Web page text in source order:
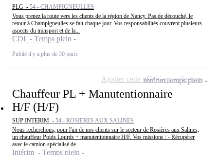
PLG - 54 - CHAMPIGNEULLES
Vous prenez la route vers les clients de la région de Nancy. Pas de découché, le
retour à Champigneulles se fait chaque jour. Vos responsabilités couvrent plusieurs
aspects du transport et de la...
CDI - Temps plein
Publié il y a plus de 30 jours
Chauffeur PL + Manutentionnaire
H/F (H/F)
SUP INTERIM - 54 - ROSIERES AUX SALINES
Nous recherchons, pour l'un de nos clients sur le secteur de Rosières aux Salines,
un chauffeur Poids Lourds + manutentionnaire H/F. Vos missions : - Récupérer
avec le camion spécialisé de...
Intérim - Temps plein
IntérimTemps plein
Ajouter cette offre à ma sélection